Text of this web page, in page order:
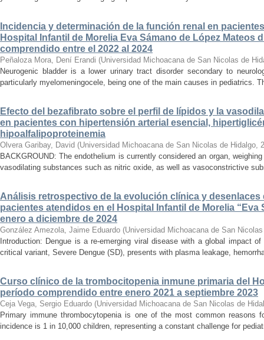
Incidencia y determinación de la función renal en
Hospital Infantil de Morelia Eva Sámano de López Mateos
comprendido entre el 2022 al 2024
Peñaloza Mora, Dení Erandi (Universidad Michoacana de San Nicolas de
Neurogenic bladder is a lower urinary tract disorder secondary to
particularly myelomeningocele, being one of the main causes in pediatrics.
Efecto del bezafibrato sobre el perfil de lípidos y la
en pacientes con hipertensión arterial esencial,
hipoalfalipoproteinemia
Olvera Garibay, David (Universidad Michoacana de San Nicolas de Hidalgo,
BACKGROUND: The endothelium is currently considered an organ,
vasodilating substances such as nitric oxide, as well as vasoconstrictive
Análisis retrospectivo de la evolución clínica y desenlaces
pacientes atendidos en el Hospital Infantil de Morelia “Eva
enero a diciembre de 2024
González Amezola, Jaime Eduardo (Universidad Michoacana de San
Introduction: Dengue is a re-emerging viral disease with a global impact
critical variant, Severe Dengue (SD), presents with plasma leakage,
Curso clínico de la trombocitopenia inmune primaria del
período comprendido entre enero 2021 a septiembre 2023
Ceja Vega, Sergio Eduardo (Universidad Michoacana de San Nicolas de
Primary immune thrombocytopenia is one of the most common reasons
incidence is 1 in 10,000 children, representing a constant challenge for